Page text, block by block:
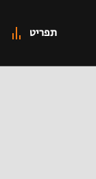
תפריט